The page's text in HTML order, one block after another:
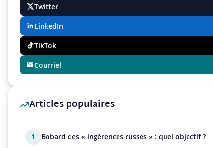
Twitter
LinkedIn
TikTok
Courriel
Articles populaires
1 Bobard des « ingérences russes » : quel objectif ?